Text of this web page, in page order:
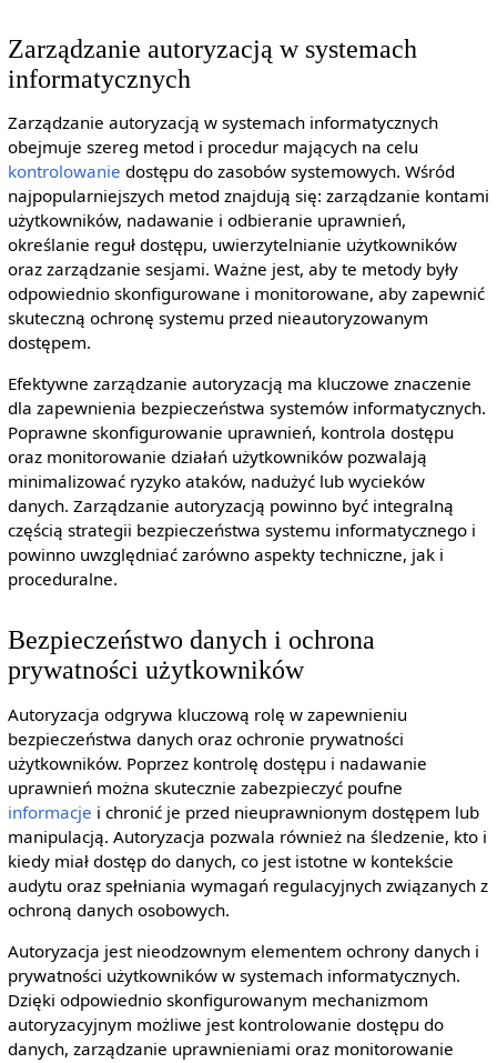
Zarządzanie autoryzacją w systemach
informatycznych
Zarządzanie autoryzacją w systemach informatycznych
obejmuje szereg metod i procedur mających na celu
kontrolowanie dostępu do zasobów systemowych. Wśród
najpopularniejszych metod znajdują się: zarządzanie kontami
użytkowników, nadawanie i odbieranie uprawnień,
określanie reguł dostępu, uwierzytelnianie użytkowników
oraz zarządzanie sesjami. Ważne jest, aby te metody były
odpowiednio skonfigurowane i monitorowane, aby zapewnić
skuteczną ochronę systemu przed nieautoryzowanym
dostępem.
Efektywne zarządzanie autoryzacją ma kluczowe znaczenie
dla zapewnienia bezpieczeństwa systemów informatycznych.
Poprawne skonfigurowanie uprawnień, kontrola dostępu
oraz monitorowanie działań użytkowników pozwalają
minimalizować ryzyko ataków, nadużyć lub wycieków
danych. Zarządzanie autoryzacją powinno być integralną
częścią strategii bezpieczeństwa systemu informatycznego i
powinno uwzględniać zarówno aspekty techniczne, jak i
proceduralne.
Bezpieczeństwo danych i ochrona
prywatności użytkowników
Autoryzacja odgrywa kluczową rolę w zapewnieniu
bezpieczeństwa danych oraz ochronie prywatności
użytkowników. Poprzez kontrolę dostępu i nadawanie
uprawnień można skutecznie zabezpieczyć poufne
informacje i chronić je przed nieuprawnionym dostępem lub
manipulacją. Autoryzacja pozwala również na śledzenie, kto i
kiedy miał dostęp do danych, co jest istotne w kontekście
audytu oraz spełniania wymagań regulacyjnych związanych z
ochroną danych osobowych.
Autoryzacja jest nieodzownym elementem ochrony danych i
prywatności użytkowników w systemach informatycznych.
Dzięki odpowiednio skonfigurowanym mechanizmom
autoryzacyjnym możliwe jest kontrolowanie dostępu do
danych, zarządzanie uprawnieniami oraz monitorowanie